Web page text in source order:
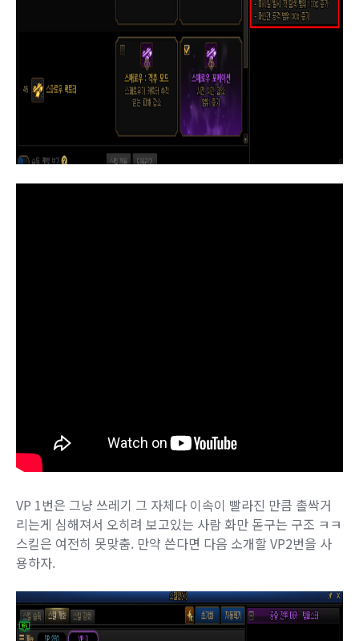
VP 1번은 그냥 쓰레기 그 자체다 이속이 빨라진 만큼 촐싹거
리는게 심해져서 오히려 보고있는 사람 화만 돋구는 구조 ㅋㅋ
스킬은 여전히 못맞춤. 만약 쓴다면 다음 소개할 VP2번을 사
용하자.